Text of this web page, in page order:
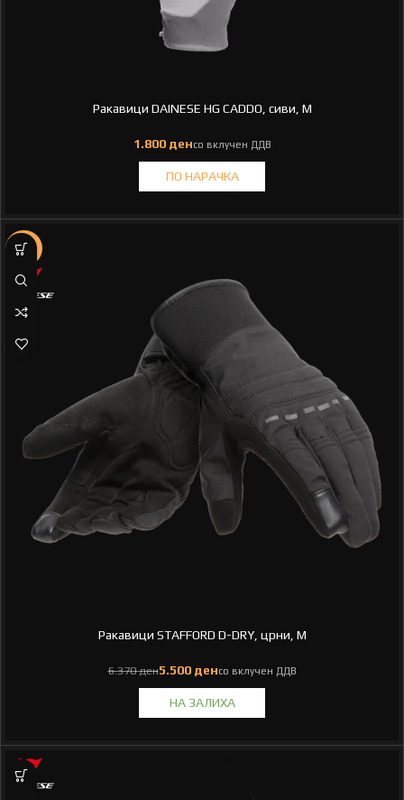
Ракавици DAINESE HG CADDO, сиви, M
-14%
Ракавици STAFFORD D-DRY, црни, M
ден ден